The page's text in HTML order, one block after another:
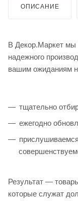
ОПИСАНИЕ
В Декор.Маркет мы
надежного
вашим ожиданиям
тщательно
ежегодно
Результат —
которые служат